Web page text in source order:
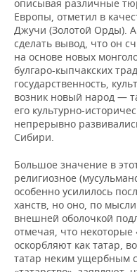
описывая различные
Европы, отметил в
Джучи (Золотой Орды).
сделать вывод, что он
на основе новых
булгаро-кыпчакских
государственность,
возник новый народ —
его культурно-
непрерывно
Сибири.
Большое значение в
религиозное
особенно усилилось
ханств, но оно, по
внешней оболочкой
отмечая, что некоторые
оскорбляют как татар,
татар неким ущербным